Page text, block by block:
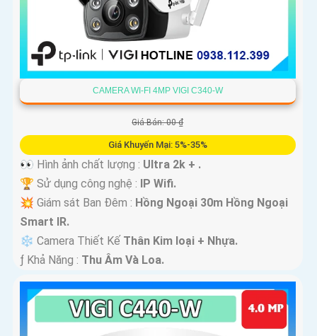
CAMERA WI-FI 4MP VIGI C340-W
Giá Bán: 00 ₫
Giá Khuyến Mại: 5%-35%
️
👀 Hình ảnh chất lượng : Ultra 2k + .
🏆 Sử dụng công nghệ : IP Wifi.
💥 Giám sát Ban Đêm : Hồng Ngoại 30m Hồng Ngoại
Smart IR.
❄ Camera Thiết Kế Thân Kim loại + Nhựa.
️ƒ Khả Năng : Thu Âm Và Loa.